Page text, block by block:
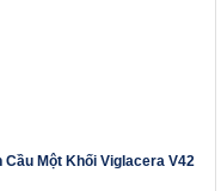
Cầu Một Khối Viglacera V42